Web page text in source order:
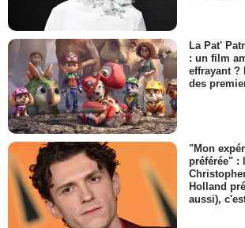
La Pat'
: un film
effrayant ?
des
"Mon
préférée" :
Holland
aussi),